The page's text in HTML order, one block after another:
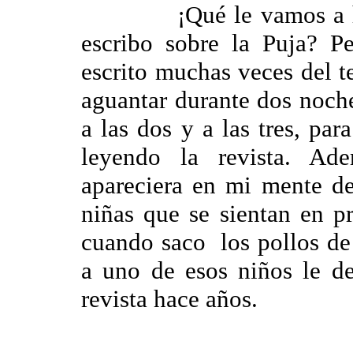
¡Qué le vamos a
escribo sobre la Puja?
escrito muchas veces del
aguantar durante dos
a las dos y a las tres,
leyendo la revista.
apareciera en mi mente
niñas que se sientan en
cuando saco los pollos
a uno de esos niños le
revista hace años.